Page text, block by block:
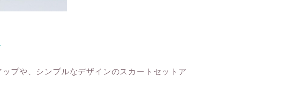
プや、シンプルなデザインのスカートセットア